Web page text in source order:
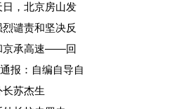
，北京房山发
谴责和坚决反
京承高速——回
报：自编自导自
苏杰生